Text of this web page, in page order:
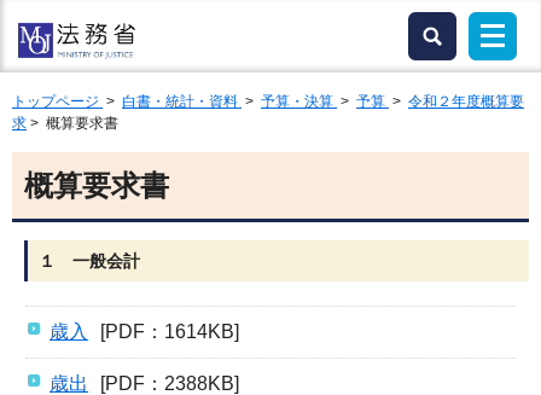
トップページ > 白書・統計・資料 > 予算・決算 > 予算 > 令和２年度概算要
求 > 概算要求書
概算要求書
１ 一般会計
歳入 [PDF：1614KB]
歳出 [PDF：2388KB]